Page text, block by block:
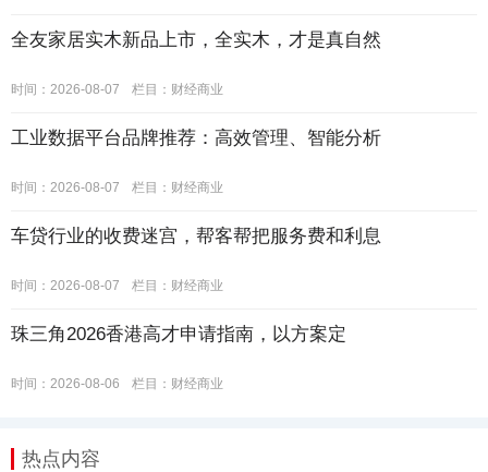
全友家居实木新品上市，全实木，才是真自然
时间：2026-08-07 栏目： 财经商业
工业数据平台品牌推荐：高效管理、智能分析
时间：2026-08-07 栏目： 财经商业
车贷行业的收费迷宫，帮客帮把服务费和利息
时间：2026-08-07 栏目： 财经商业
珠三角2026香港高才申请指南，以方案定
时间：2026-08-06 栏目： 财经商业
热点内容